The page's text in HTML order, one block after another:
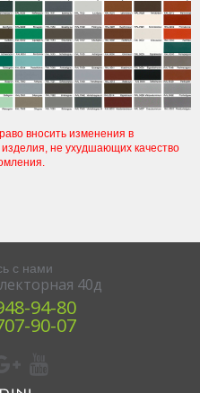
вносить изменения в
не ухудшающих качество
с нами
40д
94-80
90-07